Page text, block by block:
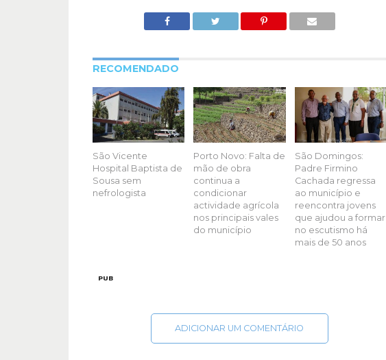
RECOMENDADO
São Vicente
Hospital Baptista de
Sousa sem
nefrologista
Porto Novo: Falta de
mão de obra
continua a
condicionar
actividade agrícola
nos principais vales
do município
São Domingos:
Padre Firmino
Cachada regressa
ao município e
reencontra jovens
que ajudou a formar
no escutismo há
mais de 50 anos
PUB
ADICIONAR UM COMENTÁRIO